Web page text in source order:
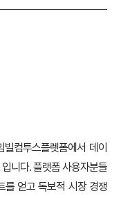
컴투스플렛폼에서 데이
니다. 플랫폼 사용자분들
를 얻고 독보적 시장 경쟁